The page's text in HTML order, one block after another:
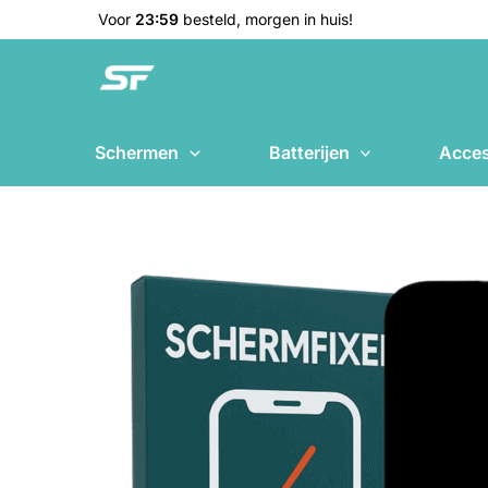
naar
Voor 23:59 besteld, morgen in huis!
Schermen Batterijen